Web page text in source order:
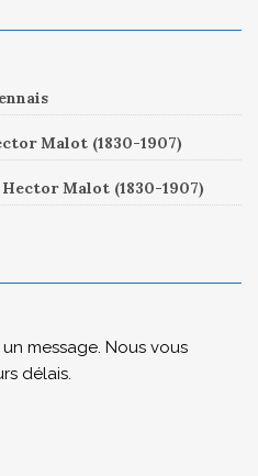
Malot (1830-1907)
Hector Malot (1830-1907)
message. Nous vous
délais.